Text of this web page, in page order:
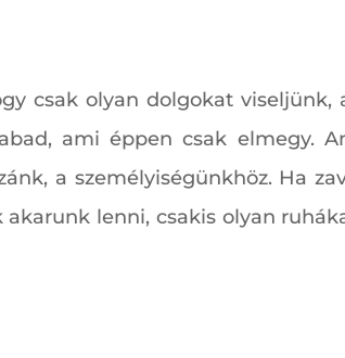
csak olyan dolgokat
ami éppen csak elmegy.
a személyiségünkhöz. Ha
akarunk lenni, csakis olyan